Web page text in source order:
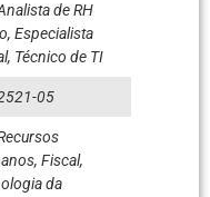
de RH
Especialista
Técnico de TI
05
Fiscal,
da